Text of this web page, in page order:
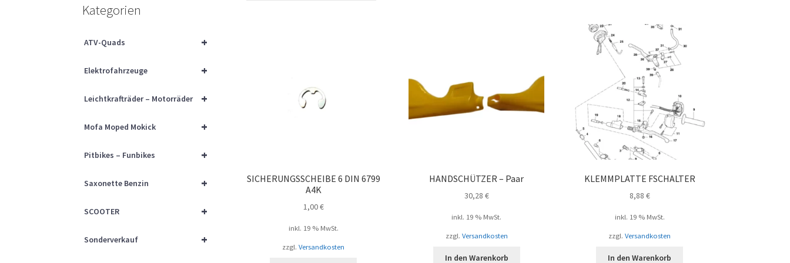
SICHERUNGSSCHEIBE 6 DIN 6799
A4K
1,00€
inkl. 19 % MwSt.
zzgl.Versandkosten
HANDSCHÜTZER – Paar
30,28 €
inkl. 19 % MwSt.
zzgl. Versandkosten
In den Warenkorb
KLEMMPLATTE FSCHALTER
8,88 €
inkl. 19 % MwSt.
zzgl.Versandkosten
In den Warenkorb
Kategorien
+
ATV-Quads
+
Elektrofahrzeuge
+
Leichtkrafträder – Motorräder
+
Mofa Moped Mokick
+
Pitbikes – Funbikes
+
Saxonette Benzin
+
SCOOTER
+
Sonderverkauf